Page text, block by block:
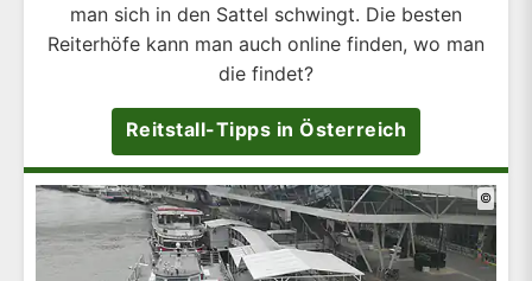
man sich in den Sattel schwingt. Die besten
Reiterhöfe kann man auch online finden, wo man
die findet?
Reitstall-Tipps in Österreich
©